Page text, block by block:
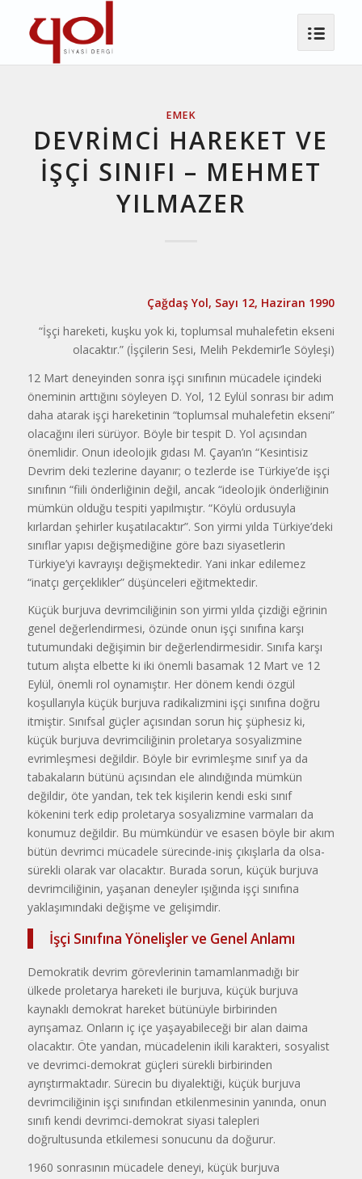
EMEK
DEVRIMCI HAREKET VE
İŞÇI SINIFI – MEHMET
YILMAZER
Çağdaş Yol, Sayı 12, Haziran 1990
“İşçi hareketi, kuşku yok ki, toplumsal muhalefetin ekseni
olacaktır.” (İşçilerin Sesi, Melih Pekdemir’le Söyleşi)
12 Mart deneyinden sonra işçi sınıfının mücadele içindeki
öneminin arttığını söyleyen D. Yol, 12 Eylül sonrası bir adım
daha atarak işçi hareketinin “toplumsal muhalefetin ekseni”
olacağını ileri sürüyor. Böyle bir tespit D. Yol açısından
önemlidir. Onun ideolojik gıdası M. Çayan’ın “Kesintisiz
Devrim deki tezlerine dayanır; o tezlerde ise Türkiye’de işçi
sınıfının “fiili önderliğinin değil, ancak “ideolojik önderliğinin
mümkün olduğu tespiti yapılmıştır. “Köylü ordusuyla
kırlardan şehirler kuşatılacaktır”. Son yirmi yılda Türkiye’deki
sınıflar yapısı değişmediğine göre bazı siyasetlerin
Türkiye’yi kavrayışı değişmektedir. Yani inkar edilemez
“inatçı gerçeklikler” düşünceleri eğitmektedir.
Küçük burjuva devrimciliğinin son yirmi yılda çizdiği eğrinin
genel değerlendirmesi, özünde onun işçi sınıfına karşı
tutumundaki değişimin bir değerlendirmesidir. Sınıfa karşı
tutum alışta elbette ki iki önemli basamak 12 Mart ve 12
Eylül, önemli rol oynamıştır. Her dönem kendi özgül
koşullarıyla küçük burjuva radikalizmini işçi sınıfına doğru
itmiştir. Sınıfsal güçler açısından sorun hiç şüphesiz ki,
küçük burjuva devrimciliğinin proletarya sosyalizmine
evrimleşmesi değildir. Böyle bir evrimleşme sınıf ya da
tabakaların bütünü açısından ele alındığında mümkün
değildir, öte yandan, tek tek kişilerin kendi eski sınıf
kökenini terk edip proletarya sosyalizmine varmaları da
konumuz değildir. Bu mümkündür ve esasen böyle bir akım
bütün devrimci mücadele sürecinde-iniş çıkışlarla da olsa-
sürekli olarak var olacaktır. Burada sorun, küçük burjuva
devrimciliğinin, yaşanan deneyler ışığında işçi sınıfına
yaklaşımındaki değişme ve gelişimdir.
İşçi Sınıfına Yönelişler ve Genel Anlamı
Demokratik devrim görevlerinin tamamlanmadığı bir
ülkede proletarya hareketi ile burjuva, küçük burjuva
kaynaklı demokrat hareket bütünüyle birbirinden
ayrışamaz. Onların iç içe yaşayabileceği bir alan daima
olacaktır. Öte yandan, mücadelenin ikili karakteri, sosyalist
ve devrimci-demokrat güçleri sürekli birbirinden
ayrıştırmaktadır. Sürecin bu diyalektiği, küçük burjuva
devrimciliğinin işçi sınıfından etkilenmesinin yanında, onun
sınıfı kendi devrimci-demokrat siyasi talepleri
doğrultusunda etkilemesi sonucunu da doğurur.
1960 sonrasının mücadele deneyi, küçük burjuva